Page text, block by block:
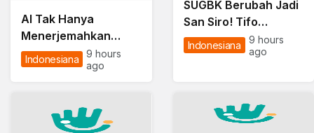
AI Tak Hanya
Menerjemahkan
Bahasa, SignWave
Rancangan ITB Bisa
Indonesiana
9 hours
ago
SUGBK Berubah Jadi
San Siro! Tifo
Milanisti Bikin Xabi
Alonso & Ruben
Indonesiana
9 hours
ago